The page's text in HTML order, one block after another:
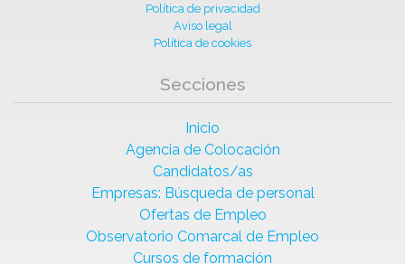
Política de privacidad
Aviso legal
Política de cookies
Secciones
Inicio
Agencia de Colocación
Candidatos/as
Empresas: Búsqueda de personal
Ofertas de Empleo
Observatorio Comarcal de Empleo
Cursos de formación